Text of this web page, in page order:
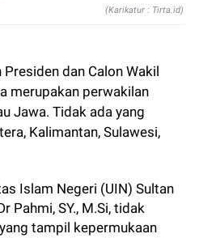
(Karikatur : Tirta.id)
Presiden dan Calon Wakil
merupakan perwakilan
Jawa. Tidak ada yang
Kalimantan, Sulawesi,
Islam Negeri (UIN) Sultan
Pahmi, SY., M.Si, tidak
tampil kepermukaan